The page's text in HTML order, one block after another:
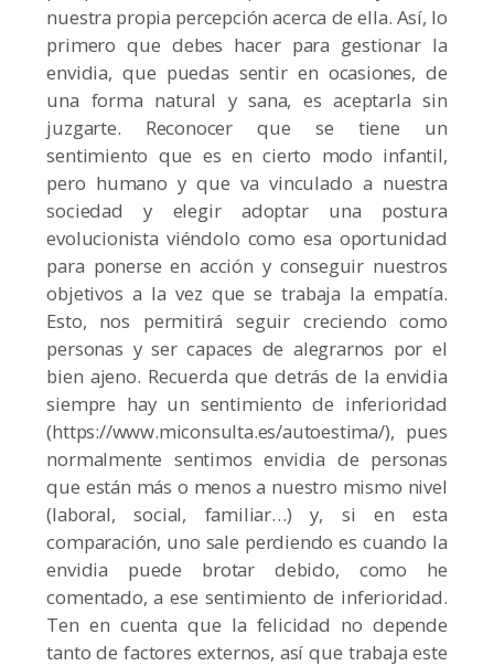
nuestra propia percepción acerca de ella. Así, lo
primero que debes hacer para gestionar la
envidia, que puedas sentir en ocasiones, de
una forma natural y sana, es aceptarla sin
juzgarte. Reconocer que se tiene un
sentimiento que es en cierto modo infantil,
pero humano y que va vinculado a nuestra
sociedad y elegir adoptar una postura
evolucionista viéndolo como esa oportunidad
para ponerse en acción y conseguir nuestros
objetivos a la vez que se trabaja la empatía.
Esto, nos permitirá seguir creciendo como
personas y ser capaces de alegrarnos por el
bien ajeno. Recuerda que detrás de la envidia
siempre hay un sentimiento de inferioridad
(https://www.miconsulta.es/autoestima/), pues
normalmente sentimos envidia de personas
que están más o menos a nuestro mismo nivel
(laboral, social, familiar…) y, si en esta
comparación, uno sale perdiendo es cuando la
envidia puede brotar debido, como he
comentado, a ese sentimiento de inferioridad.
Ten en cuenta que la felicidad no depende
tanto de factores externos, así que trabaja este